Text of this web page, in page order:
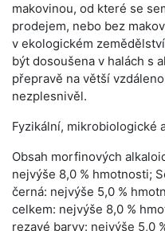
makovinou, od které se
prodejem, nebo bez
v ekologickém
být dosoušena v halách s
přepravě na větší
nezplesnivěl.
Fyzikální, mikrobiologické
Obsah morfinových
nejvýše 8,0 % hmotnosti;
černá: nejvýše 5,0 %
celkem: nejvýše 8,0 %
rezavé barvy: nejvýše 5,0